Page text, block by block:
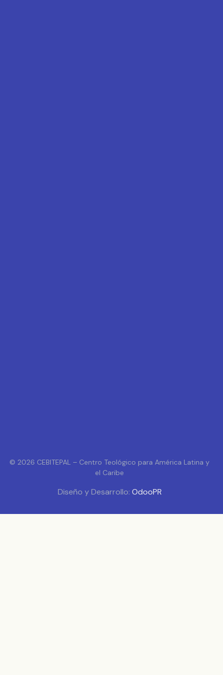
© 2026 CEBITEPAL – Centro Teológico para América Latina y
el Caribe
Diseño y Desarrollo: OdooPR